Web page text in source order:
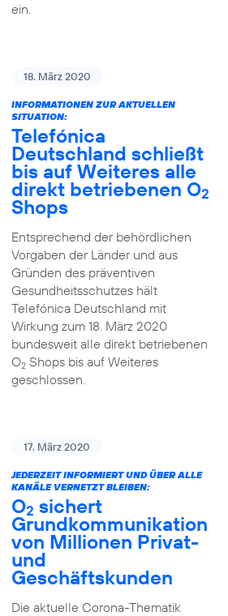
ein.
18. März 2020
INFORMATIONEN ZUR AKTUELLEN
SITUATION:
Telefónica
Deutschland schließt
bis auf Weiteres alle
direkt betriebenen O2
Shops
Entsprechend der behördlichen
Vorgaben der Länder und aus
Gründen des präventiven
Gesundheitsschutzes hält
Telefónica Deutschland mit
Wirkung zum 18. März 2020
bundesweit alle direkt betriebenen
O2Shops bis auf Weiteres
geschlossen.
17. März 2020
JEDERZEIT INFORMIERT UND ÜBER ALLE
KANÄLE VERNETZT BLEIBEN:
O2 sichert
Grundkommunikation
von Millionen Privat-
und
Geschäftskunden
Die aktuelle Corona-Thematik